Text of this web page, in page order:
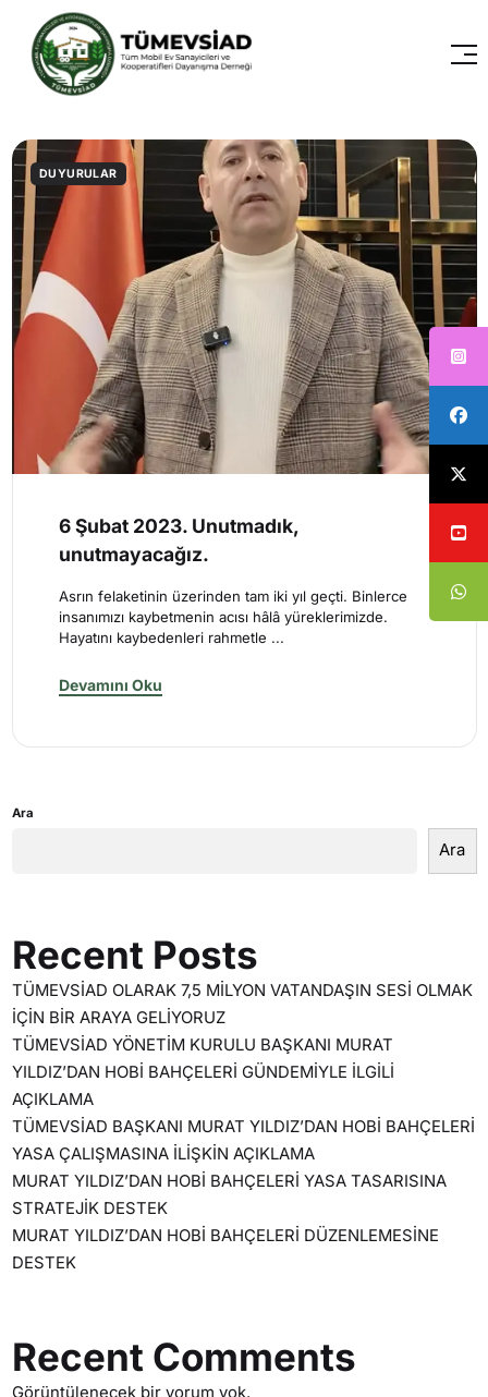
DUYURULAR
6 Şubat 2023. Unutmadık,
unutmayacağız.
Asrın felaketinin üzerinden tam iki yıl geçti. Binlerce
insanımızı kaybetmenin acısı hâlâ yüreklerimizde.
Hayatını kaybedenleri rahmetle ...
Devamını Oku
Ara
Ara
Recent Posts
TÜMEVSİAD OLARAK 7,5 MİLYON VATANDAŞIN SESİ OLMAK
İÇİN BİR ARAYA GELİYORUZ
TÜMEVSİAD YÖNETİM KURULU BAŞKANI MURAT
YILDIZ’DAN HOBİ BAHÇELERİ GÜNDEMİYLE İLGİLİ
AÇIKLAMA
TÜMEVSİAD BAŞKANI MURAT YILDIZ’DAN HOBİ BAHÇELERİ
YASA ÇALIŞMASINA İLİŞKİN AÇIKLAMA
MURAT YILDIZ’DAN HOBİ BAHÇELERİ YASA TASARISINA
STRATEJİK DESTEK
MURAT YILDIZ’DAN HOBİ BAHÇELERİ DÜZENLEMESİNE
DESTEK
Recent Comments
Görüntülenecek bir yorum yok.